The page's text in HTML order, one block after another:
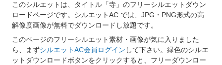
このシルエットは、タイトル「寺」のフリーシルエットダウン
ロードページです。シルエットAC では、JPG・PNG形式の高
解像度画像が無料でダウンロードし放題です。
このページのフリーシルエット素材・画像が気に入りました
ら、まずシルエットAC会員ログイン して下さい。緑色のシルエ
ットダウンロードボタンをクリックすると、フリーダウンロー